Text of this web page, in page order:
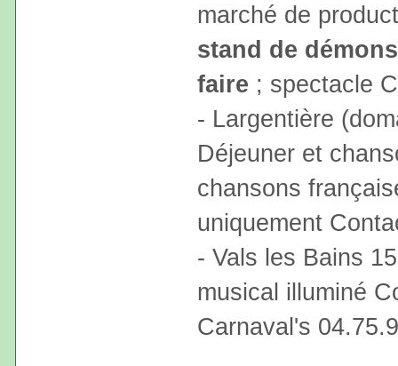
marché de
stand de
faire ; spectacle
- Largentière
Déjeuner et
chansons
uniquement
- Vals les Bains
musical illuminé
Carnaval's